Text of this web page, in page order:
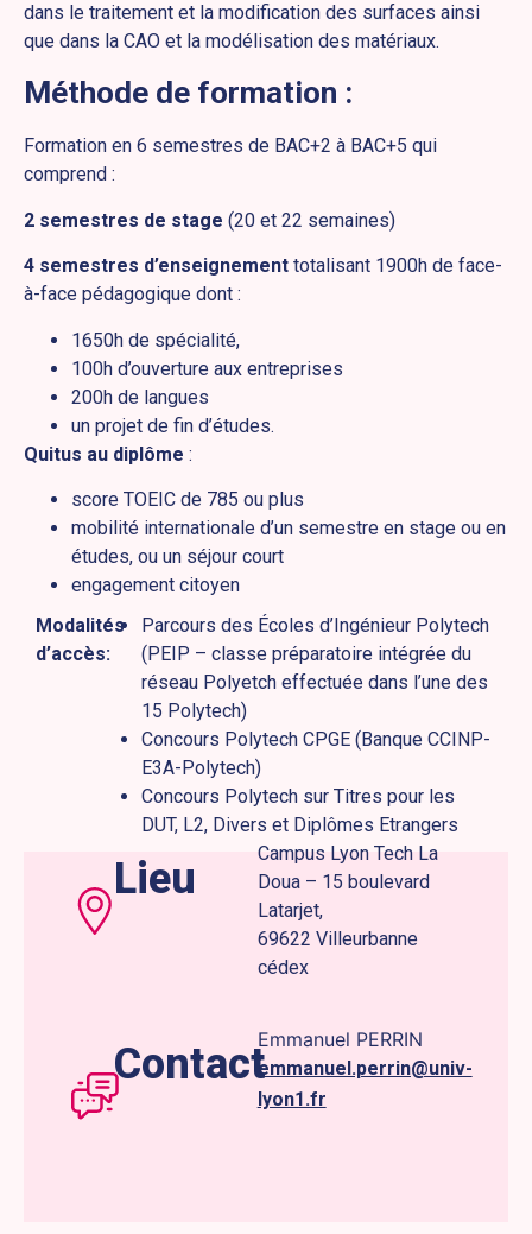
dans le traitement et la modification des surfaces ainsi
que dans la CAO et la modélisation des matériaux.
Méthode de formation :
Formation en 6 semestres de BAC+2 à BAC+5 qui
comprend :
2 semestres de stage (20 et 22 semaines)
4 semestres d’enseignement totalisant 1900h de face-
à-face pédagogique dont :
1650h de spécialité,
100h d’ouverture aux entreprises
200h de langues
un projet de fin d’études.
Quitus au diplôme :
score TOEIC de 785 ou plus
mobilité internationale d’un semestre en stage ou en
études, ou un séjour court
engagement citoyen
Modalités
d’accès:
Parcours des Écoles d’Ingénieur Polytech
(PEIP – classe préparatoire intégrée du
réseau Polyetch effectuée dans l’une des
15 Polytech)
Concours Polytech CPGE (Banque CCINP-
E3A-Polytech)
Concours Polytech sur Titres pour les
DUT, L2, Divers et Diplômes Etrangers
Lieu
Campus Lyon Tech La
Doua – 15 boulevard
Latarjet,
69622 Villeurbanne
cédex
ContactEmmanuel PERRIN
emmanuel.perrin@univ-
lyon1.fr